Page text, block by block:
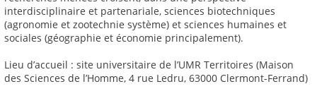
interdisciplinaire et partenariale, sciences biotechniques
(agronomie et zootechnie système) et sciences humaines et
sociales (géographie et économie principalement).
Lieu d’accueil : site universitaire de l’UMR Territoires (Maison
des Sciences de l’Homme, 4 rue Ledru, 63000 Clermont-Ferrand)